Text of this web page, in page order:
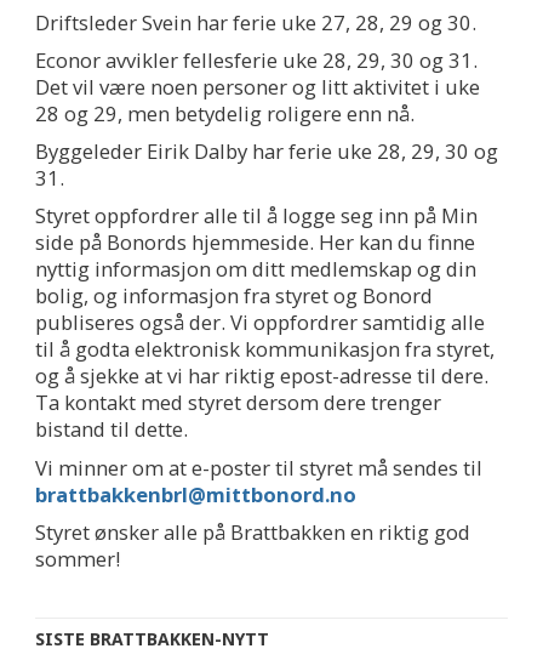
Driftsleder Svein har ferie uke 27, 28, 29 og 30.
Econor avvikler fellesferie uke 28, 29, 30 og 31.
Det vil være noen personer og litt aktivitet i uke
28 og 29, men betydelig roligere enn nå.
Byggeleder Eirik Dalby har ferie uke 28, 29, 30 og
31.
Styret oppfordrer alle til å logge seg inn på Min
side på Bonords hjemmeside. Her kan du finne
nyttig informasjon om ditt medlemskap og din
bolig, og informasjon fra styret og Bonord
publiseres også der. Vi oppfordrer samtidig alle
til å godta elektronisk kommunikasjon fra styret,
og å sjekke at vi har riktig epost-adresse til dere.
Ta kontakt med styret dersom dere trenger
bistand til dette.
Vi minner om at e-poster til styret må sendes til
brattbakkenbrl@mittbonord.no
Styret ønsker alle på Brattbakken en riktig god
sommer!
SISTE BRATTBAKKEN-NYTT